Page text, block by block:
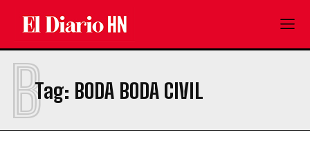
Tag: BODA BODA CIVIL
B